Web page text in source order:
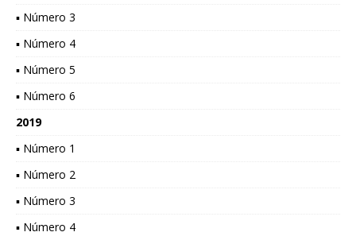
▪ Número 3
▪ Número 4
▪ Número 5
▪ Número 6
2019
▪ Número 1
▪ Número 2
▪ Número 3
▪ Número 4